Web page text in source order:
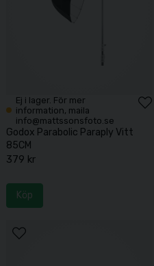
Ej i lager. För mer
information, maila
info@mattssonsfoto.se
Godox Parabolic Paraply Vitt
85CM
379 kr
Köp